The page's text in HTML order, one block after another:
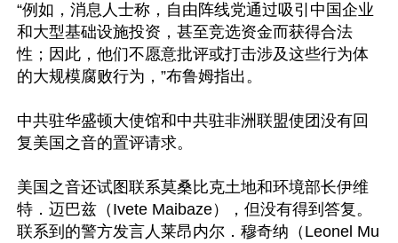
“例如，消息人士称，自由阵线党通过吸引中国企业
和大型基础设施投资，甚至竞选资金而获得合法
性；因此，他们不愿意批评或打击涉及这些行为体
的大规模腐败行为，”布鲁姆指出。
中共驻华盛顿大使馆和中共驻非洲联盟使团没有回
复美国之音的置评请求。
美国之音还试图联系莫桑比克土地和环境部长伊维
特．迈巴兹（Ivete Maibaze），但没有得到答复。
联系到的警方发言人莱昂内尔．穆奇纳（Leonel Mu